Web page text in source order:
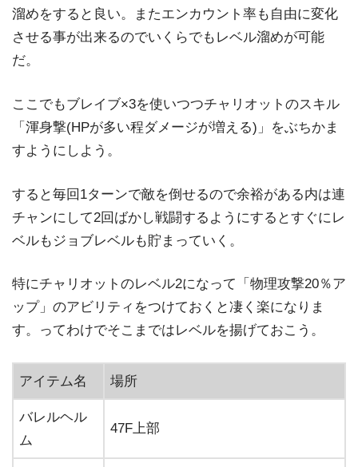
溜めをすると良い。またエンカウント率も自由に変化
させる事が出来るのでいくらでもレベル溜めが可能
だ。
ここでもブレイブ×3を使いつつチャリオットのスキル
「渾身撃(HPが多い程ダメージが増える)」をぶちかま
すようにしよう。
すると毎回1ターンで敵を倒せるので余裕がある内は連
チャンにして2回ばかし戦闘するようにするとすぐにレ
ベルもジョブレベルも貯まっていく。
特にチャリオットのレベル2になって「物理攻撃20％ア
ップ」のアビリティをつけておくと凄く楽になりま
す。ってわけでそこまではレベルを揚げておこう。
アイテム名 場所
バレルヘル
ム
47F上部